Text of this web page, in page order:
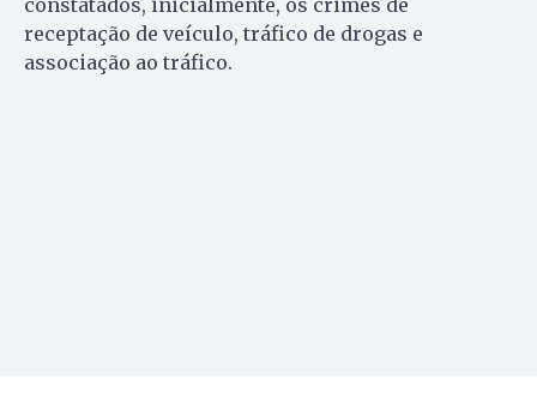
receptação de veículo, tráfico de drogas e
associação ao tráfico.